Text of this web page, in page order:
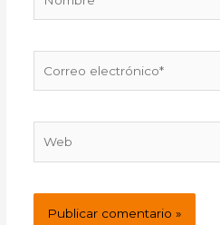
electrónico*